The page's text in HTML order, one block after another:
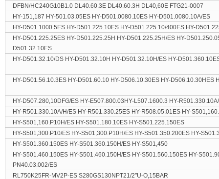
DFBN/HC240G10B1.0 DL40.60.3E DL40.60.3H DL40,60E FTG21-0007
HY-151,187 HY-501.03.05ES HY-D501.0080.10ES HY-D501.0080.10A/ES
HY-D501.1000.5ES HY-D501.225.10ES HY-D501.225.10/400ES HY-
HY-D501.225.25ES HY-D501.225.25H HY-D501.225.25H/ES HY-
D501.32.10ES
HY-D501.32.10/DS HY-D501.32.10H HY-D501.32.10H/ES HY-
HY-D501.56.10.3ES HY-D501.60.10 HY-D506.10.30ES HY-D506.10.30HES
HY-D507.280,10DFG/ES HY-E507.800.03HY-L507.1600.3 HY-
HY-R501.330.10A/H/ES HY-R501.330.25ES HY-R508.05.01ES HY-
HY-S501,160.P10H/ES HY-S501.180.10ES HY-S501.225.150ES
HY-S501,300.P10/ES HY-S501,300.P10H/ES HY-S501.350.200ES HY-
HY-S501.360.150ES HY-S501.360.150H/ES HY-S501,450
HY-S501.460.150ES HY-S501.460.150H/ES HY-S501.560.150ES HY-
PN40.03.002/ES
RL750K25FR-MV2P-ES S280GS130NPT21/2′′U-O,15BAR